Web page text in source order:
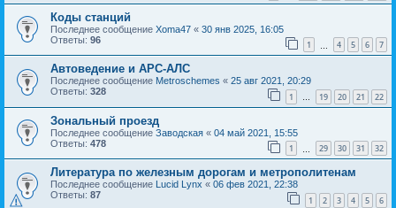
Коды станций
Последнее сообщение Xoma47 « 30 янв 2025, 16:05
Ответы: 96 1 4 5 6 7
Автоведение и АРС-АЛС
Последнее сообщение Metroschemes « 25 авг 2021, 20:29
Ответы: 328 1 … 19 20 21 22
Зональный проезд
Последнее сообщение Заводская « 04 май 2021, 15:55
Ответы: 478 1 29 30 31 32
Литература по железным дорогам и метрополитенам
Последнее сообщение Lucid Lynx « 06 фев 2021, 22:38
Ответы: 87 1 2 3 4 5 6